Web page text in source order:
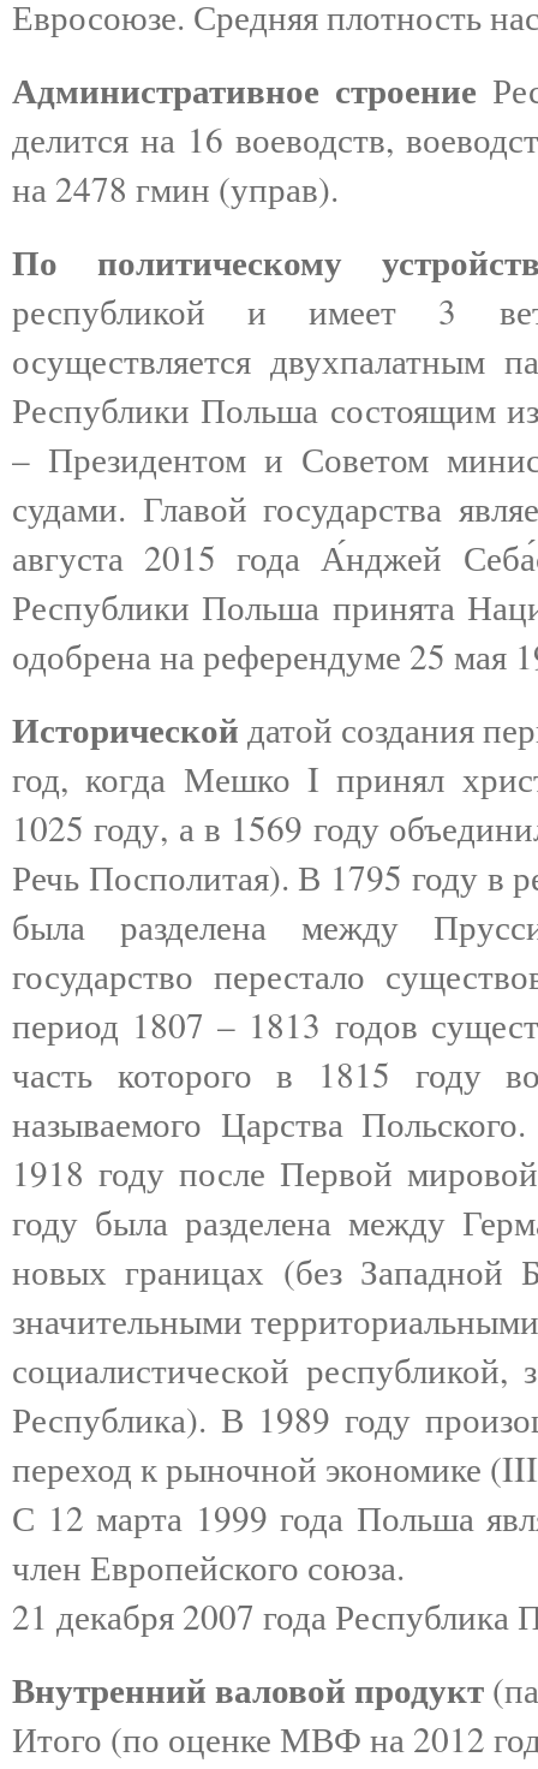
Евросоюзе. Средняя плотность
Административное строение
делится на 16 воеводств,
на 2478 гмин (управ).
По политическому
республикой и имеет 3
осуществляется двухпалатным
Республики Польша состоящим
– Президентом и Советом
судами. Главой государства
августа 2015 года А́нджей
Республики Польша принята
одобрена на референдуме 25 мая
Исторической датой создания
год, когда Мешко I принял
1025 году, а в 1569 году
Речь Посполитая). В 1795 году в
была разделена между
государство перестало
период 1807 – 1813 годов
часть которого в 1815 году
называемого Царства
1918 году после Первой
году была разделена между
новых границах (без Западной
значительными
социалистической
Республика). В 1989 году
переход к рыночной экономике
С 12 марта 1999 года Польша
член Европейского союза.
21 декабря 2007 года
Внутренний валовой продукт
Итого (по оценке МВФ на 2012